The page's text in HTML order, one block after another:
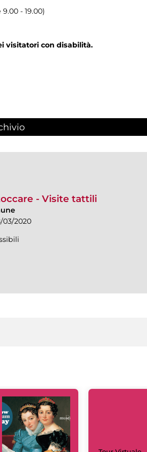
- 19.00)
visitatori con disabilità.
- Visite tattili
03/2020